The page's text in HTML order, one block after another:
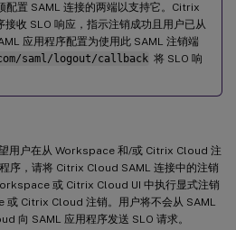
配置 SAML 连接的两端以支持它。Citrix
收 SLO 响应，指示注销成功且用户已从
应用程序配置为使用此 SAML 注销端
saml/logout/callback 将 SLO 响
望用户在从 Workspace 和/或 Citrix Cloud 注
序，请将 Citrix Cloud SAML 连接中的注销
或 Citrix Cloud UI 中执行显式注销
或 Citrix Cloud 注销。用户将不会从 SAML
向 SAML 应用程序发送 SLO 请求。